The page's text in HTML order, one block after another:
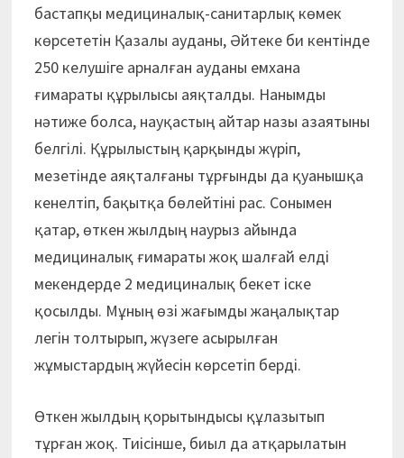
бастапқы медициналық-санитарлық көмек
көрсететін Қазалы ауданы, Әйтеке би кентінде
250 келушіге арналған ауданы емхана
ғимараты құрылысы аяқталды. Нанымды
нәтиже болса, науқастың айтар назы азаятыны
белгілі. Құрылыстың қарқынды жүріп,
мезетінде аяқталғаны тұрғынды да қуанышқа
кенелтіп, бақытқа бөлейтіні рас. Сонымен
қатар, өткен жылдың наурыз айында
медициналық ғимараты жоқ шалғай елді
мекендерде 2 медициналық бекет іске
қосылды. Мұның өзі жағымды жаңалықтар
легін толтырып, жүзеге асырылған
жұмыстардың жүйесін көрсетіп берді.
Өткен жылдың қорытындысы құлазытып
тұрған жоқ. Тиісінше, биыл да атқарылатын